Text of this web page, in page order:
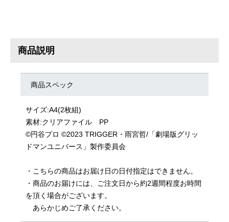
商品説明
商品スペック
サイズ:A4(2枚組)
素材:クリアファイル PP
©円谷プロ ©2023 TRIGGER・雨宮哲/「劇場版グリッ
ドマンユニバース」製作委員会
・こちらの商品はお届け日の日付指定はできません。
・商品のお届けには、ご注文日から約2週間程度お時間
を頂く場合がございます。
あらかじめご了承ください。